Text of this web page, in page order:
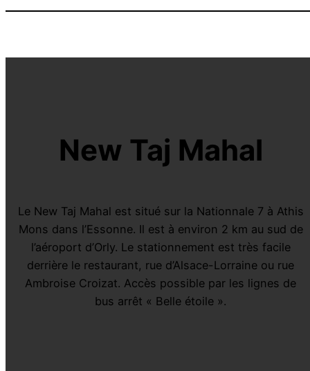
New Taj Mahal
Le New Taj Mahal est situé sur la Nationnale 7 à Athis
Mons dans l’Essonne. Il est à environ 2 km au sud de
l’aéroport d’Orly. Le stationnement est très facile
derrière le restaurant, rue d’Alsace-Lorraine ou rue
Ambroise Croizat. Accès possible par les lignes de
bus arrêt « Belle étoile ».